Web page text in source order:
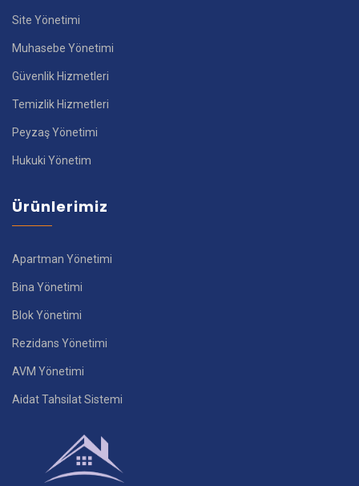
Site Yönetimi
Muhasebe Yönetimi
Güvenlik Hizmetleri
Temizlik Hizmetleri
Peyzaş Yönetimi
Hukuki Yönetim
Ürünlerimiz
Apartman Yönetimi
Bina Yönetimi
Blok Yönetimi
Rezidans Yönetimi
AVM Yönetimi
Aidat Tahsilat Sistemi